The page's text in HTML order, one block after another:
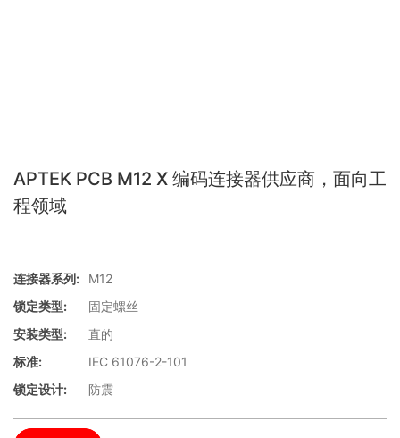
APTEK PCB M12 X 编码连接器供应商，面向工
程领域
连接器系列:
M12
锁定类型:
固定螺丝
安装类型:
直的
标准:
IEC 61076-2-101
锁定设计:
防震